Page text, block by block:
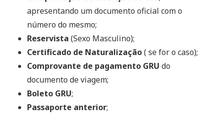
apresentando um documento oficial com o
número do mesmo;
Reservista (Sexo Masculino);
Certificado de Naturalização( se for o caso);
Comprovante de pagamento GRU do
documento de viagem;
Boleto GRU;
Passaporte anterior;